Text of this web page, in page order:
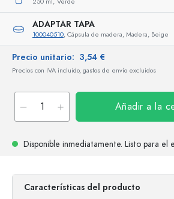
ADAPTAR TAPA
100040510, Cápsula de madera, Madera, Beige
Precio unitario: 3,54 €
Precios con IVA incluido, gastos de envío excluidos
Añadir a la
Disponible inmediatamente. Listo para el
Características del producto